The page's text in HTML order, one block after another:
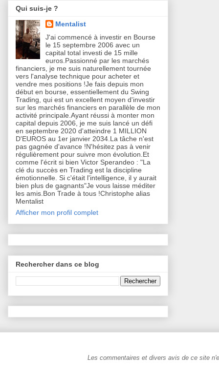
Qui suis-je ?
Mentalist
J'ai commencé à investir en Bourse
le 15 septembre 2006 avec un
capital total investi de 15 mille
euros.Passionné par les marchés
financiers, je me suis naturellement tournée
vers l'analyse technique pour acheter et
vendre mes positions !Je fais depuis mon
début en bourse, essentiellement du Swing
Trading, qui est un excellent moyen d'investir
sur les marchés financiers en parallèle de mon
activité principale.Ayant réussi à monter mon
capital depuis 2006, je me suis lancé un défi
en septembre 2020 d'atteindre 1 MILLION
D'EUROS au 1er janvier 2034.La tâche n'est
pas gagnée d'avance !N'hésitez pas à venir
régulièrement pour suivre mon évolution.Et
comme l'écrit si bien Victor Sperandeo : "La
clé du succès en Trading est la discipline
émotionnelle. Si c'était l'intelligence, il y aurait
bien plus de gagnants"Je vous laisse méditer
les amis.Bon Trade à tous !Christophe alias
Mentalist
Afficher mon profil complet
Rechercher dans ce blog
Les commentaires et divers avis de ce site